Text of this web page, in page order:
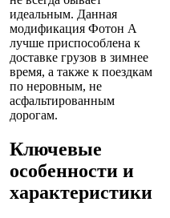
идеальным. Данная
модификация Фотон А
лучше приспособлена к
доставке грузов в зимнее
время, а также к поездкам
по неровным, не
асфальтированным
дорогам.
Ключевые
особенности и
характеристики